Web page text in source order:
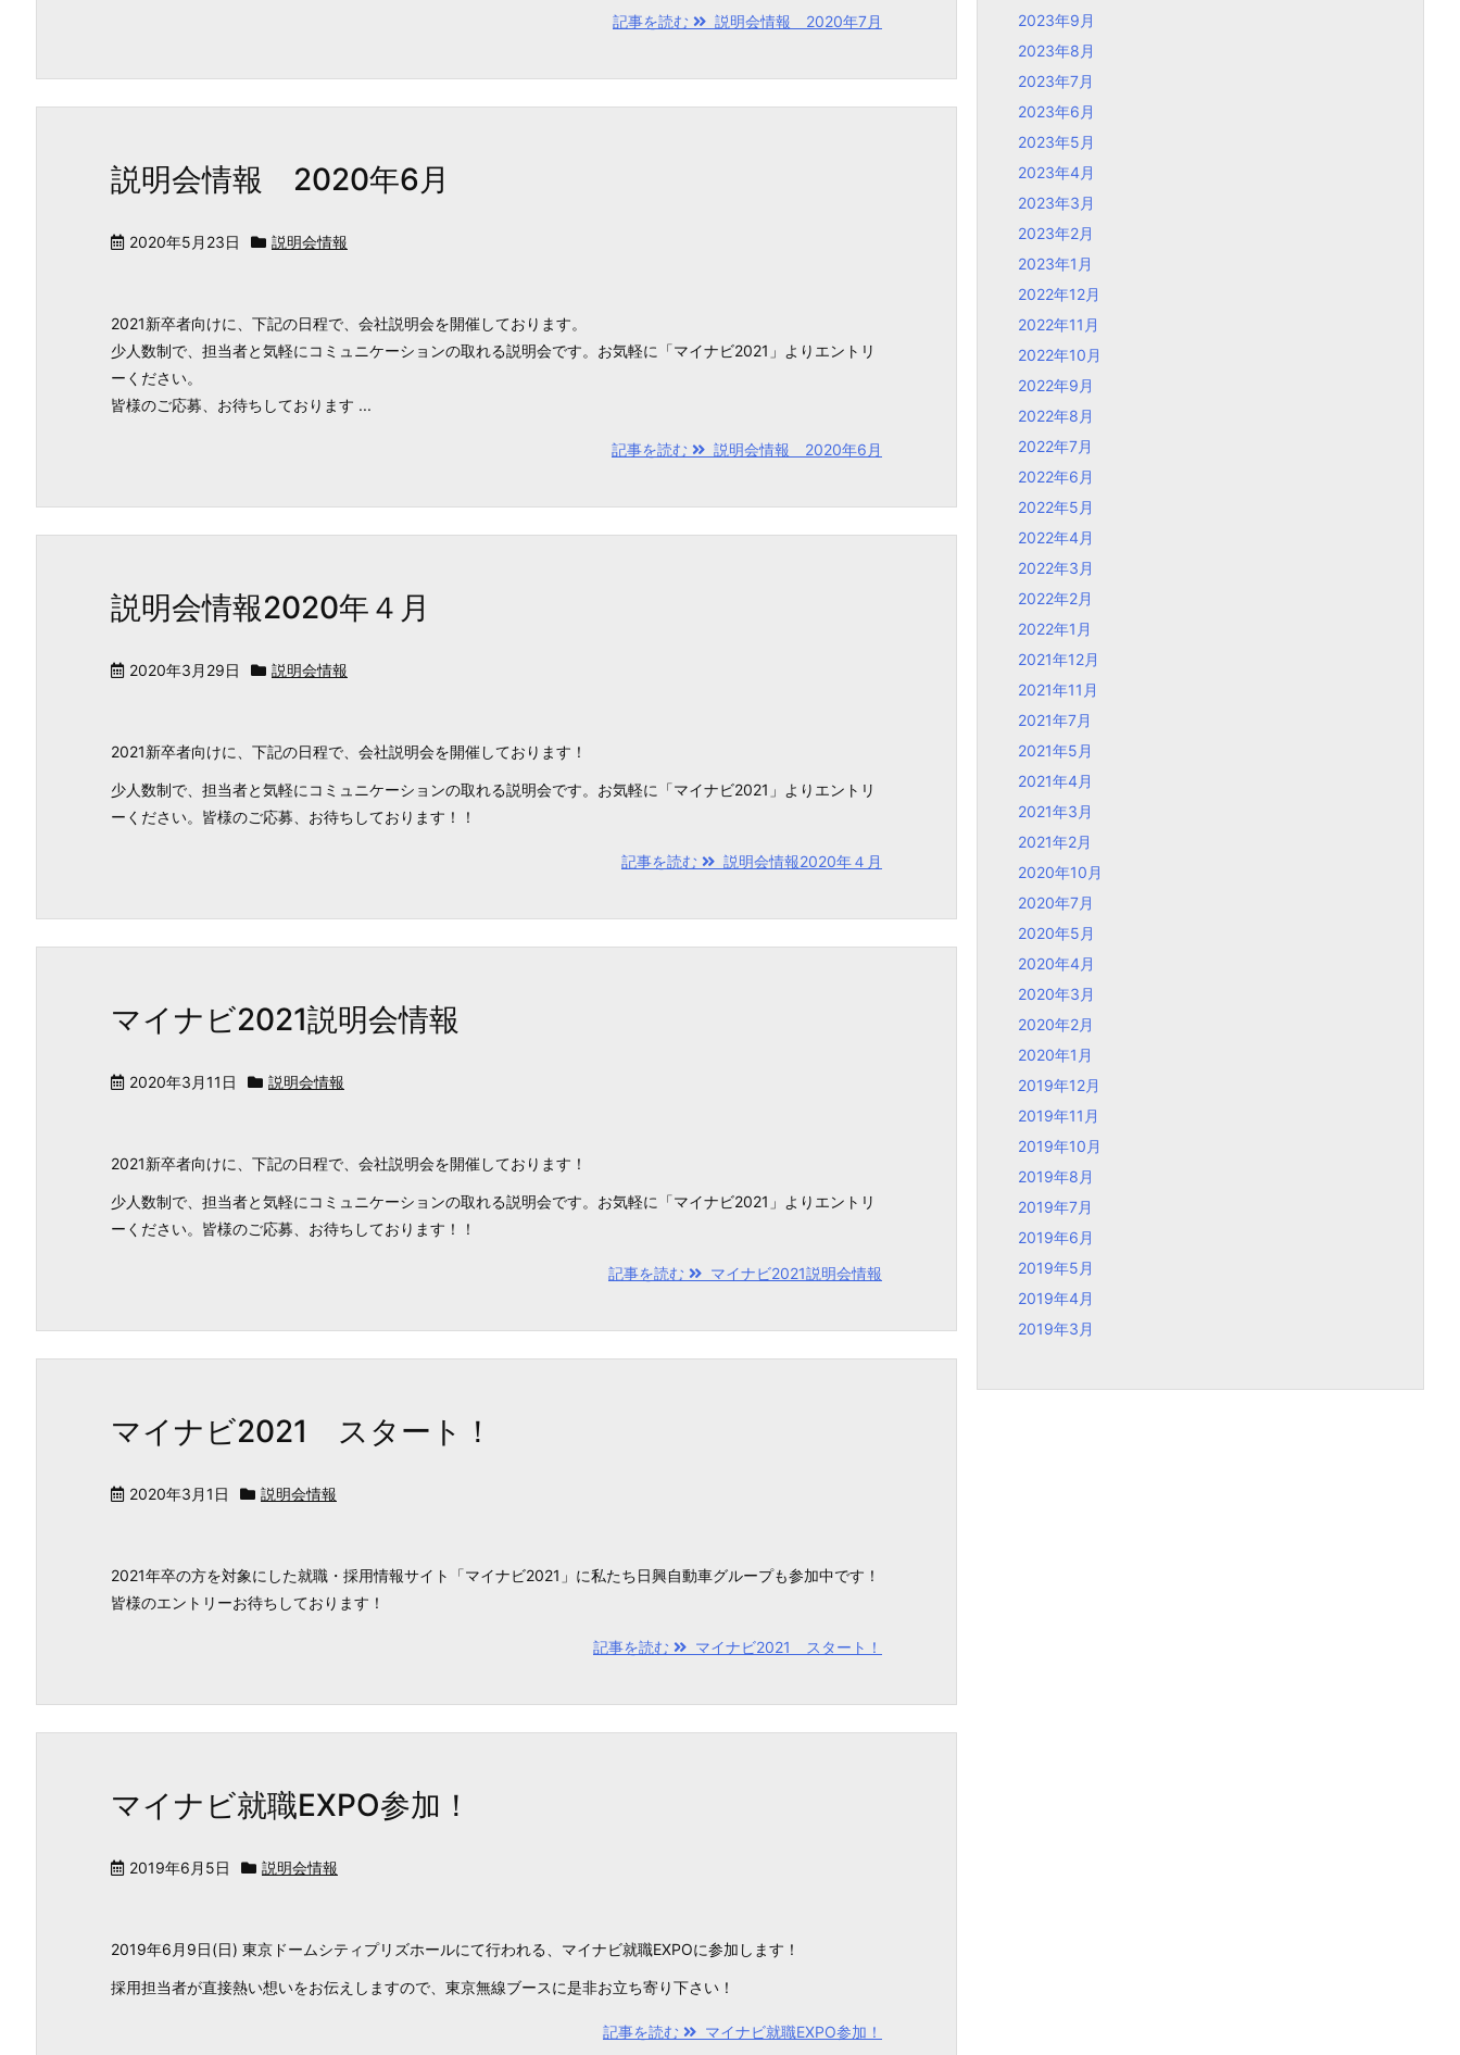
記事を読む 説明会情報 2020年7月
説明会情報 2020年6月
2020年5月23日 説明会情報
2021新卒者向けに、下記の日程で、会社説明会を開催しております。
少人数制で、担当者と気軽にコミュニケーションの取れる説明会です。お気軽に「マイナビ2021」よりエントリ
ーください。
皆様のご応募、お待ちしております ...
記事を読む 説明会情報 2020年6月
説明会情報2020年４月
2020年3月29日 説明会情報
2021新卒者向けに、下記の日程で、会社説明会を開催しております！
少人数制で、担当者と気軽にコミュニケーションの取れる説明会です。お気軽に「マイナビ2021」よりエントリ
ーください。皆様のご応募、お待ちしております！！
記事を読む 説明会情報2020年４月
マイナビ2021説明会情報
2020年3月11日 説明会情報
2021新卒者向けに、下記の日程で、会社説明会を開催しております！
少人数制で、担当者と気軽にコミュニケーションの取れる説明会です。お気軽に「マイナビ2021」よりエントリ
ーください。皆様のご応募、お待ちしております！！
記事を読む マイナビ2021説明会情報
マイナビ2021 スタート！
2020年3月1日 説明会情報
2021年卒の方を対象にした就職・採用情報サイト「マイナビ2021」に私たち日興自動車グループも参加中です！
皆様のエントリーお待ちしております！
記事を読む マイナビ2021 スタート！
マイナビ就職EXPO参加！
2019年6月5日 説明会情報
2019年6月9日(日) 東京ドームシティプリズホールにて行われる、マイナビ就職EXPOに参加します！
採用担当者が直接熱い想いをお伝えしますので、東京無線ブースに是非お立ち寄り下さい！
記事を読む マイナビ就職EXPO参加！
2023年9月
2023年8月
2023年7月
2023年6月
2023年5月
2023年4月
2023年3月
2023年2月
2023年1月
2022年12月
2022年11月
2022年10月
2022年9月
2022年8月
2022年7月
2022年6月
2022年5月
2022年4月
2022年3月
2022年2月
2022年1月
2021年12月
2021年11月
2021年7月
2021年5月
2021年4月
2021年3月
2021年2月
2020年10月
2020年7月
2020年5月
2020年4月
2020年3月
2020年2月
2020年1月
2019年12月
2019年11月
2019年10月
2019年8月
2019年7月
2019年6月
2019年5月
2019年4月
2019年3月